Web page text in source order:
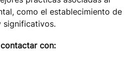
como el establecimiento de
significativos.
con: